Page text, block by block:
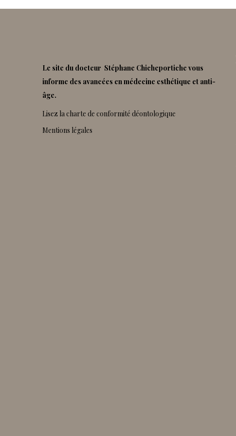
Le site du docteur Stéphane Chicheportiche vous
informe des avancées en médecine esthétique et anti-
âge.
Lisez la charte de conformité déontologique
Mentions légales